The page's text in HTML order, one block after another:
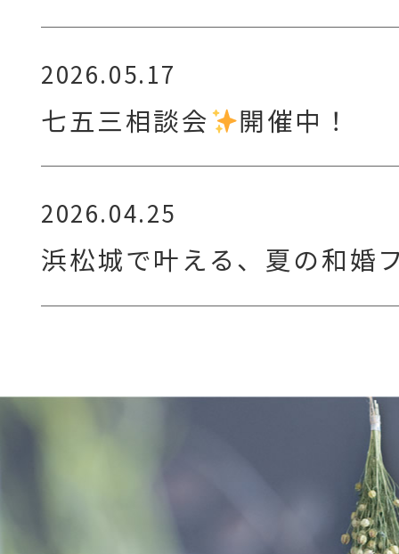
2026.05.17
七五三相談会 開催中！
2026.04.25
浜松城で叶える、夏の和婚